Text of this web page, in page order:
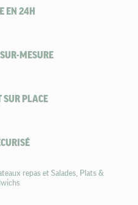
EN 24H
MESURE
SUR PLACE
repas et Salades, Plats &